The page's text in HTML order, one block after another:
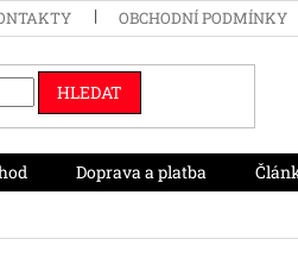
OBCHODNÍ PODMÍNKY
HLEDAT
Doprava a platba